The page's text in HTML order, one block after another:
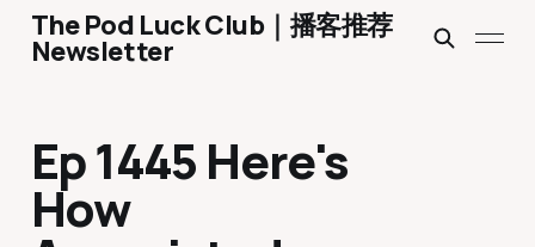
The Pod Luck Club｜播客推荐
Newsletter
Ep 1445 Here's
How